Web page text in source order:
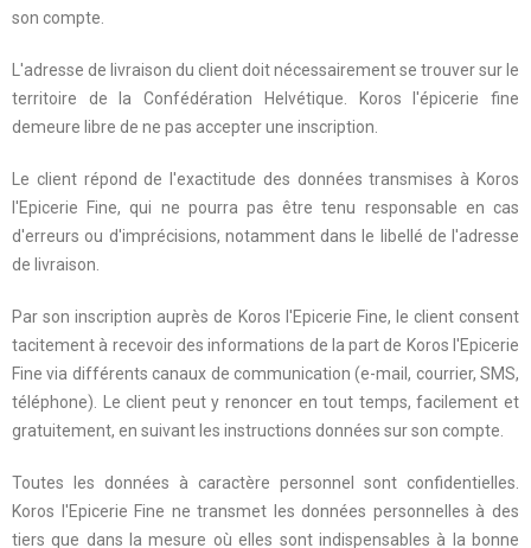
son compte.
L'adresse de livraison du client doit nécessairement se trouver sur le
territoire de la Confédération Helvétique. Koros l'épicerie fine
demeure libre de ne pas accepter une inscription.
Le client répond de l'exactitude des données transmises à Koros
l'Epicerie Fine, qui ne pourra pas être tenu responsable en cas
d'erreurs ou d'imprécisions, notamment dans le libellé de l'adresse
de livraison.
Par son inscription auprès de Koros l'Epicerie Fine, le client consent
tacitement à recevoir des informations de la part de Koros l'Epicerie
Fine via différents canaux de communication (e-mail, courrier, SMS,
téléphone). Le client peut y renoncer en tout temps, facilement et
gratuitement, en suivant les instructions données sur son compte.
Toutes les données à caractère personnel sont confidentielles.
Koros l'Epicerie Fine ne transmet les données personnelles à des
tiers que dans la mesure où elles sont indispensables à la bonne